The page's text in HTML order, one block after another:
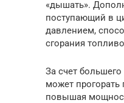
«дышать».
поступающий в
давлением,
сгорания
За счет
может
повышая